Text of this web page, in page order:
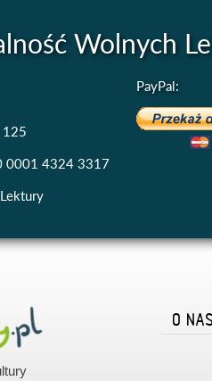
Wolnych
125
0001 4324 3317
PayPal:
O